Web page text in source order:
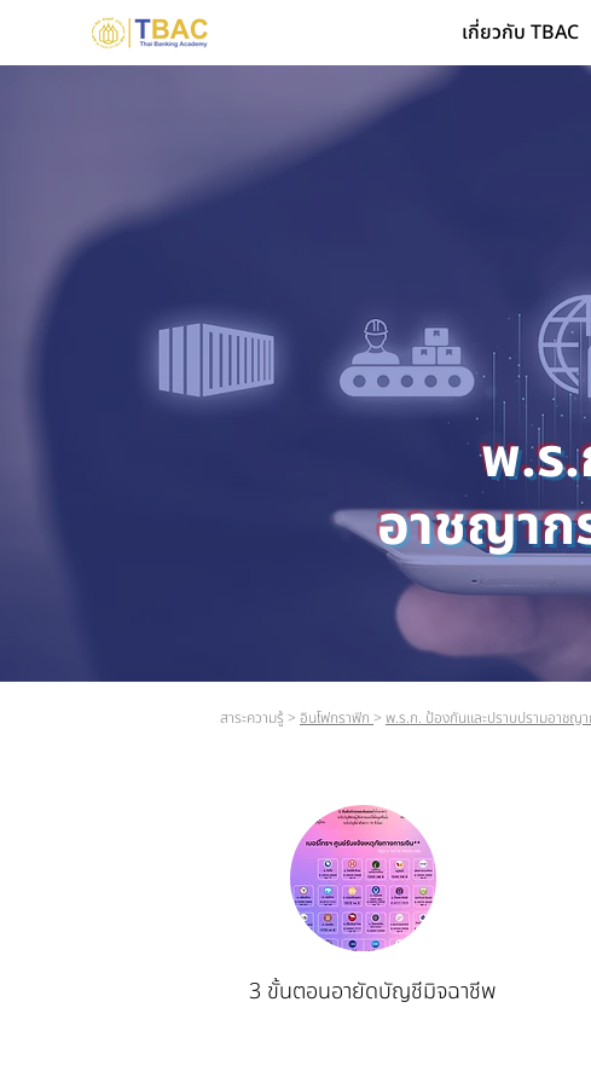
เกี่ยวกับ TBAC
พ.ร
อาชญาก
สาระความรู้ > อินโฟกราฟิก > พ.ร.ก. ป้องกันและปราบปรามอาชญ
3 ขั้นตอนอายัดบัญชีมิจฉาชีพ